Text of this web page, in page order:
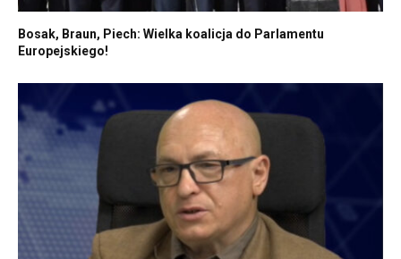
Bosak, Braun, Piech: Wielka koalicja do Parlamentu
Europejskiego!